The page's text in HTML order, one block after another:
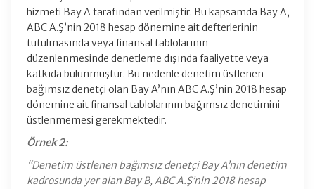
hizmeti Bay A tarafından verilmiştir. Bu kapsamda Bay A,
ABC A.Ş’nin 2018 hesap dönemine ait defterlerinin
tutulmasında veya finansal tablolarının
düzenlenmesinde denetleme dışında faaliyette veya
katkıda bulunmuştur. Bu nedenle denetim üstlenen
bağımsız denetçi olan Bay A’nın ABC A.Ş’nin 2018 hesap
dönemine ait finansal tablolarının bağımsız denetimini
üstlenmemesi gerekmektedir.
Örnek 2:
“Denetim üstlenen bağımsız denetçi Bay A’nın denetim
kadrosunda yer alan Bay B, ABC A.Ş’nin 2018 hesap